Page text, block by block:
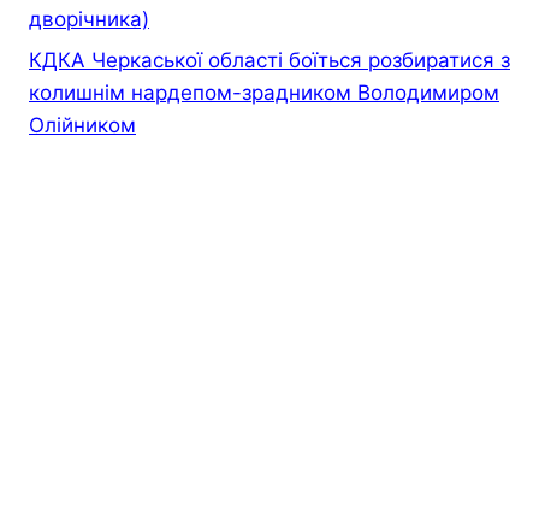
дворiчника)
КДКА Черкаської області боїться розбиратися з
колишнім нардепом-зрадником Володимиром
Олійником